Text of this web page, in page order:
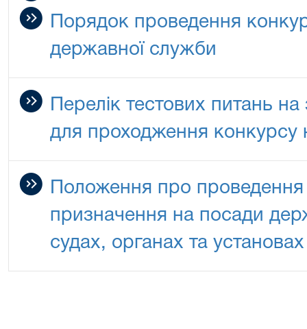
Порядок проведення
державної служби
Перелік тестових питань
для проходження
Положення про проведення
призначення на посади
судах, органах та